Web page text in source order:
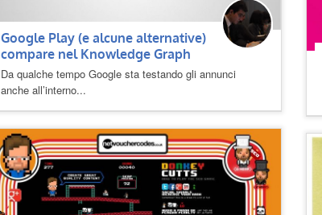
Google Play (e alcune alternative)
compare nel Knowledge Graph
Da qualche tempo Google sta testando gli annunci
anche all’interno...